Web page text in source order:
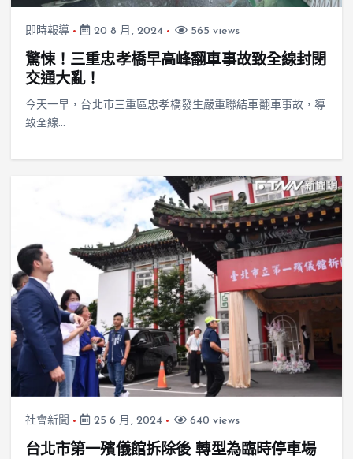
即時報導 20 8 月, 2024 565 views
驚悚！三重忠孝橋早高峰翻車事故致全線封閉
交通大亂！
今天一早，台北市三重區忠孝橋發生嚴重聯結車翻車事故，導
致全線…
社會新聞 25 6 月, 2024 640 views
台北市第一殯儀館拆除後 轉型為臨時停車場